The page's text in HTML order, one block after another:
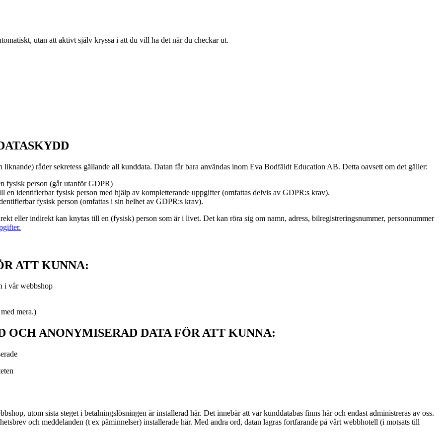
utan att aktivt själv kryssa i att du vill ha det när du checkar ut.
råder sekretess gällande all kunddata. Datan får bara användas inom Eva Bodfäldt Education AB. Detta oavsett om det gäller:
fysisk person (går utanför GDPR)
en identifierbar fysisk person med hjälp av kompletterande uppgifter (omfattas delvis av GDPR:s krav).
fysisk person (omfattas i sin helhet av GDPR:s krav).
eller indirekt kan knytas till en (fysisk) person som är i livet. Det kan röra sig om namn, adress, bilregistreringsnummer, personnummer
ATT KUNNA:
i vår webbshop
mera.)
OCH ANONYMISERAD DATA FÖR ATT KUNNA:
utom sista steget i betalningslösningen är installerad här. Det innebär att vår kunddatabas finns här och endast administreras av oss.
och meddelanden (t ex påminnelser) installerade här. Med andra ord, datan lagras fortfarande på vårt webbhotell (i motsats till